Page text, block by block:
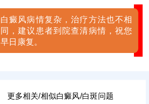
白癜风病情复杂，治疗方法也不相
同，建议患者到院查清病情，祝您
早日康复。
更多相关/相似白癜风/白斑问题